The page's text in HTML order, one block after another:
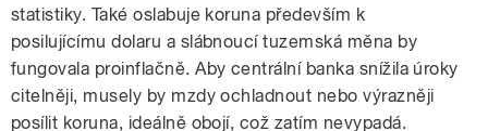
statistiky. Také oslabuje koruna především k
posilujícímu dolaru a slábnoucí tuzemská měna by
fungovala proinflačně. Aby centrální banka snížila úroky
citelněji, musely by mzdy ochladnout nebo výrazněji
posílit koruna, ideálně obojí, což zatím nevypadá.